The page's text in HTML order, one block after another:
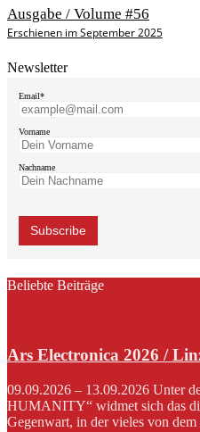
Ausgabe / Volume #56
Erschienen im September 2025
Newsletter
Email*
Vorname
Nachname
Beliebte Beiträge
Ars Electronica 2026 /
09.09.2026 – 13.09.2026 Unter
HUMANITY“ widmet sich das
Gegenwart, in der vieles von